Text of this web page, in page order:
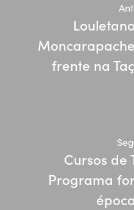
frente na
Cursos de
Programa